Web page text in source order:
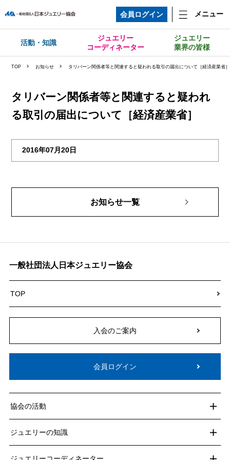
会員ログイン メニュー
活動・知識
ジュエリー
コーディネーター
ジュエリー
業界の皆様
TOP お知らせ タリバーン関係者等と関連すると疑われる取引の届出について［経済産業省］
タリバーン関係者等と関連すると疑われ
る取引の届出について［経済産業省］
2016年07月20日
お知らせ一覧
一般社団法人日本ジュエリー協会
TOP
入会のご案内
会員ログイン
協会の活動
ジュエリーの知識